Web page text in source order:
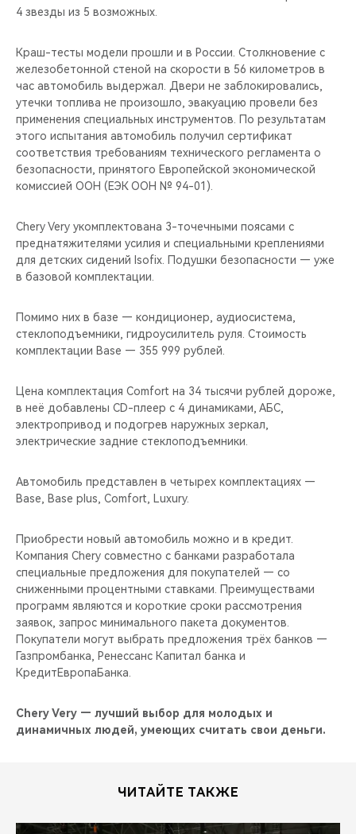
4 звезды из 5 возможных.
Краш-тесты модели прошли и в России. Столкновение с
железобетонной стеной на скорости в 56 километров в
час автомобиль выдержал. Двери не заблокировались,
утечки топлива не произошло, эвакуацию провели без
применения специальных инструментов. По результатам
этого испытания автомобиль получил сертификат
соответствия требованиям технического регламента о
безопасности, принятого Европейской экономической
комиссией ООН (ЕЭК ООН № 94-01).
Chery Very укомплектована 3-точечными поясами с
преднатяжителями усилия и специальными креплениями
для детских сидений Isofix. Подушки безопасности — уже
в базовой комплектации.
Помимо них в базе — кондиционер, аудиосистема,
стеклоподъемники, гидроусилитель руля. Стоимость
комплектации Base — 355 999 рублей.
Цена комплектация Comfort на 34 тысячи рублей дороже,
в неё добавлены CD-плеер с 4 динамиками, АБС,
электропривод и подогрев наружных зеркал,
электрические задние стеклоподъемники.
Автомобиль представлен в четырех комплектациях —
Base, Base plus, Comfort, Luxury.
Приобрести новый автомобиль можно и в кредит.
Компания Chery совместно с банками разработала
специальные предложения для покупателей — со
сниженными процентными ставками. Преимуществами
программ являются и короткие сроки рассмотрения
заявок, запрос минимального пакета документов.
Покупатели могут выбрать предложения трёх банков —
Газпромбанка, Ренессанс Капитал банка и
КредитЕвропаБанка.
Chery Very — лучший выбор для молодых и
динамичных людей, умеющих считать свои деньги.
ЧИТАЙТЕ ТАКЖЕ